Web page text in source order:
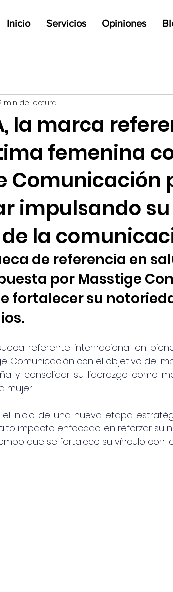
Inicio Servicios Opiniones
la marca
femenina
Comunicación
impulsando
la
min de lectura
de referencia en
por Masstige
fortalecer su
referente internacional en
Comunicación con el objetivo de
y consolidar su liderazgo como
mujer.
el inicio de una nueva etapa
impacto enfocado en reforzar su
que se fortalece su vínculo con